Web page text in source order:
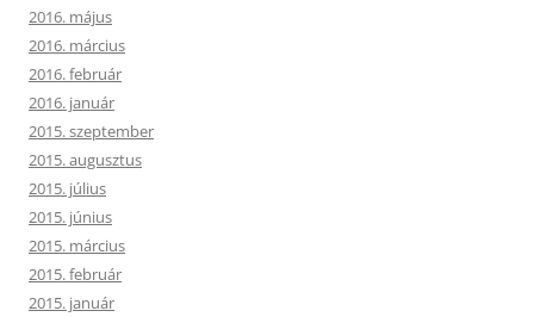
2016. május
2016. március
2016. február
2016. január
2015. szeptember
2015. augusztus
2015. július
2015. június
2015. március
2015. február
2015. január